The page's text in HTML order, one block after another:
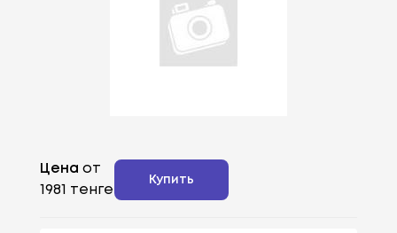
Цена от
1981 тенге
Купить